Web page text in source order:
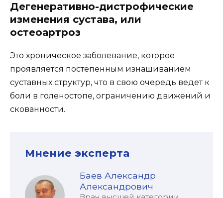
Дегенеративно-дистрофические
изменения сустава, или
остеоартроз
Это хроническое заболевание, которое
проявляется постепенным изнашиванием
суставных структур, что в свою очередь ведет к
боли в голеностопе, ограничению движений и
скованности.
Мнение эксперта
Баев Александр
Александрович